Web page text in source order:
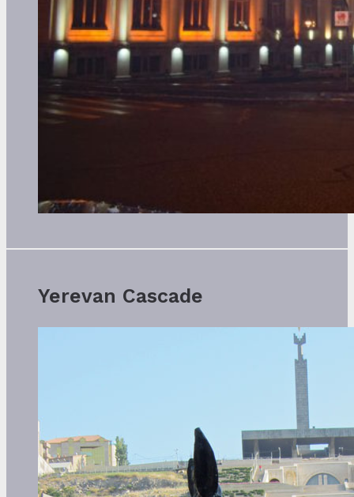
Yerevan Cascade